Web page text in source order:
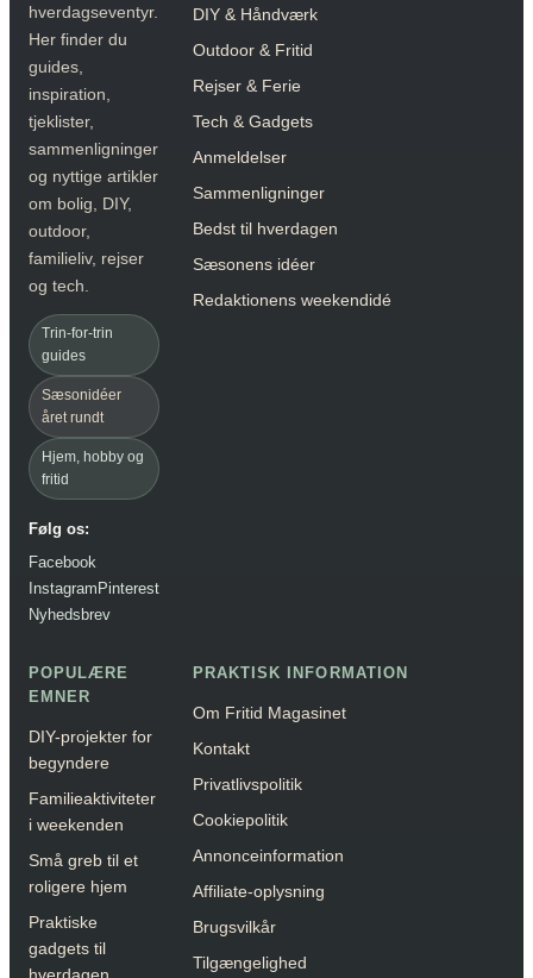
hverdagseventyr.
Her finder du
guides,
inspiration,
tjeklister,
sammenligninger
og nyttige artikler
om bolig, DIY,
outdoor,
familieliv, rejser
og tech.
Trin-for-trin
guides
Sæsonidéer
året rundt
Hjem, hobby og
fritid
Følg os:
Facebook
Instagram Pinterest
Nyhedsbrev
DIY & Håndværk
Outdoor & Fritid
Rejser & Ferie
Tech & Gadgets
Anmeldelser
Sammenligninger
Bedst til hverdagen
Sæsonens idéer
Redaktionens weekendidé
POPULÆRE
EMNER
DIY-projekter for
begyndere
Familieaktiviteter
i weekenden
Små greb til et
roligere hjem
Praktiske
gadgets til
PRAKTISK INFORMATION
Om Fritid Magasinet
Kontakt
Privatlivspolitik
Cookiepolitik
Annonceinformation
Affiliate-oplysning
Brugsvilkår
Tilgængelighed